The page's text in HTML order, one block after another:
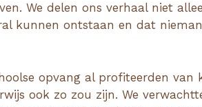
We delen ons verhaal niet
kunnen ontstaan en dat
opvang al profiteerden van
ook zo zou zijn. We